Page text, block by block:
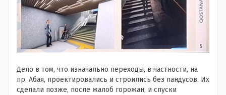
Дело в том, что изначально переходы, в частности, на
пр. Абая, проектировались и строились без пандусов. Их
сделали позже, после жалоб горожан, и спуски